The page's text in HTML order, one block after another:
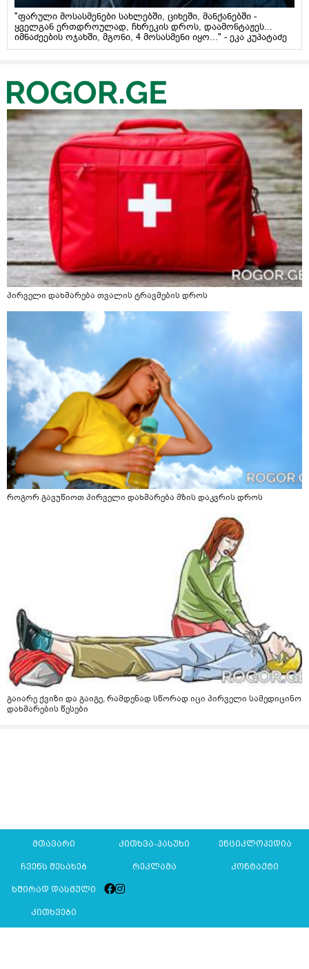
"ფარული მოსასმენები სახლებში, ციხეში, მანქანებში -
ყველგან ერთდროულად, ჩხრეკის დროს, დაამონტაჟეს...
იმნაძეების ოჯახში, მგონი, 4 მოსასმენი იყო..." - ეკა კუპატაძე
პირველი დახმარება თვალის ტრავმების დროს
როგორ გავუწიოთ პირველი დახმარება მზის დაკვრის დროს
გაიარე ქვიზი და გაიგე, რამდენად სწორად იცი პირველი სამედიცინო
დახმარების წესები
მთავარი კითხვა-პასუხი ენციკლოპედია
ჩვენს შესახებ რეკლამა კონტაქტი
ხშირად დასმული
კითხვები